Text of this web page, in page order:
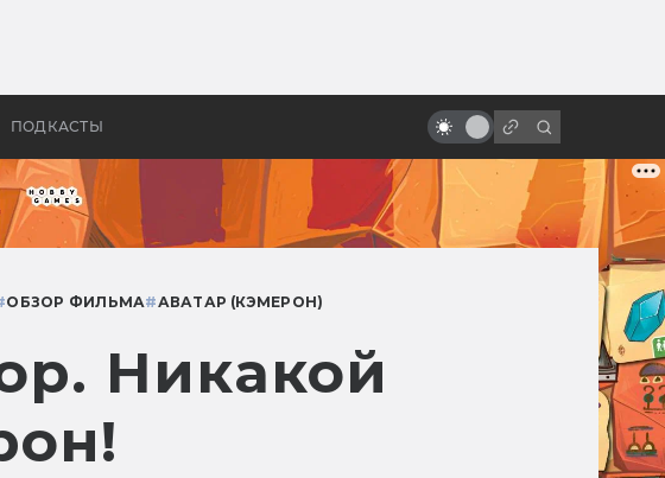
ПОДКАСТЫ
колец»
Кэмерона
ОБЗОР ФИЛЬМА#АВАТАР (КЭМЕРОН)
Никакой